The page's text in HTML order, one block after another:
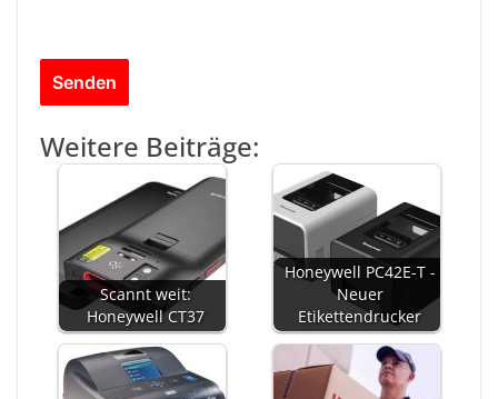
Weitere Beiträge:
Scannt weit:
Honeywell CT37
Honeywell PC42E-T -
Neuer
Etikettendrucker